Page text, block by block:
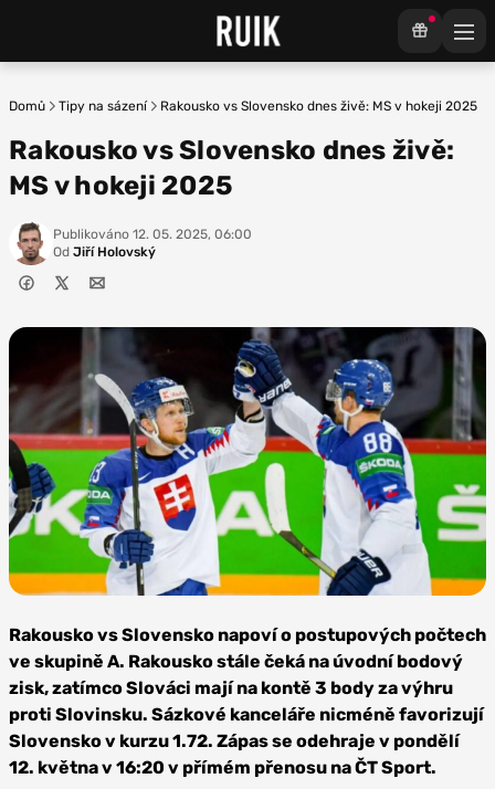
Domů Tipy na sázení Rakousko vs Slovensko dnes živě: MS v hokeji 2025
Rakousko vs Slovensko dnes živě:
MS v hokeji 2025
Publikováno 12. 05. 2025, 06:00
Od Jiří Holovský
HC Kometa Brno
Rakousko vs Slovensko napoví o postupových počtech
ve skupině A. Rakousko stále čeká na úvodní bodový
zisk, zatímco Slováci mají na kontě 3 body za výhru
proti Slovinsku. Sázkové kanceláře nicméně favorizují
Slovensko v kurzu 1.72. Zápas se odehraje v pondělí
12. května v 16:20 v přímém přenosu na ČT Sport.